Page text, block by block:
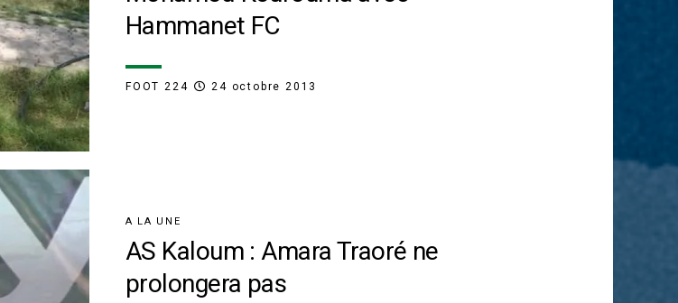
Hammanet FC
FOOT 224 24 octobre 2013
A LA UNE
AS Kaloum : Amara Traoré ne
prolongera pas